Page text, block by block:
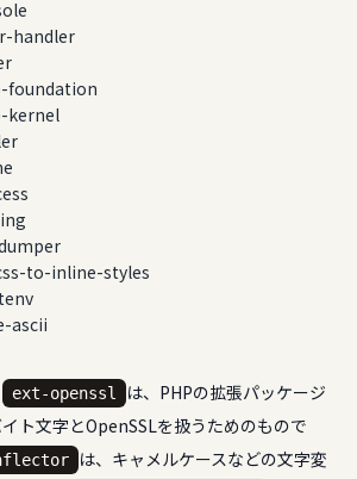
handler
foundation
kernel
to-inline-styles
ascii
ext-openssl
は、PHPの拡張パッケージ
ト文字とOpenSSLを扱うためのもので
は、キャメルケースなどの文字変